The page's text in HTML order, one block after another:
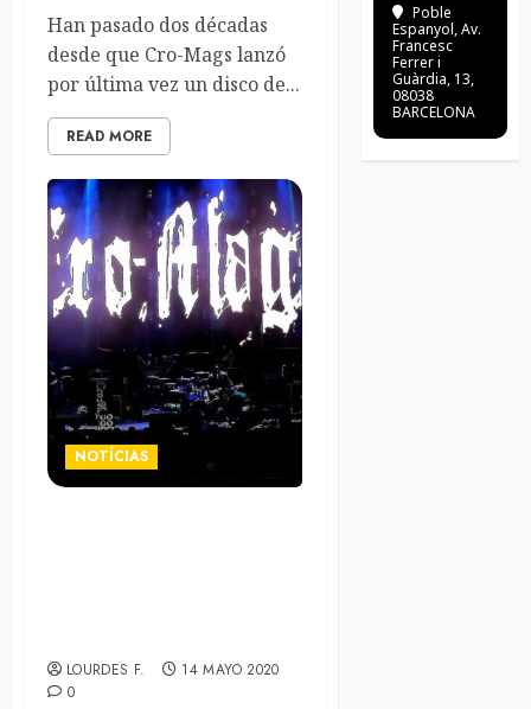
Han pasado dos décadas
desde que Cro-Mags lanzó
por última vez un disco de...
READ MORE
NOTÍCIAS
LOURDES F.
14 MAYO 2020
0
Poble
Espanyol, Av.
Francesc
Ferrer i
Guàrdia, 13,
08038
BARCELONA